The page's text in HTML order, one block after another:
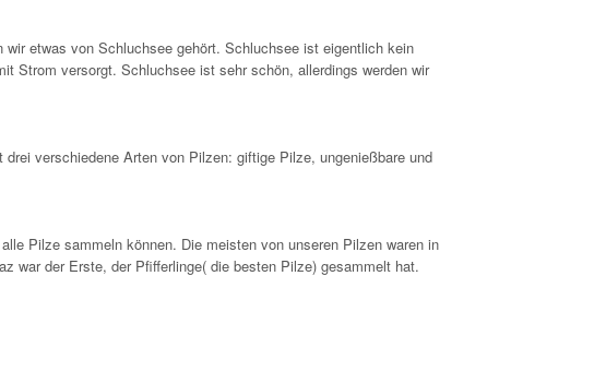
etwas von Schluchsee gehört. Schluchsee ist eigentlich kein
Strom versorgt. Schluchsee ist sehr schön, allerdings werden wir
verschiedene Arten von Pilzen: giftige Pilze, ungenießbare und
Pilze sammeln können. Die meisten von unseren Pilzen waren in
war der Erste, der Pfifferlinge( die besten Pilze) gesammelt hat.